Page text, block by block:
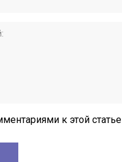
к этой статье